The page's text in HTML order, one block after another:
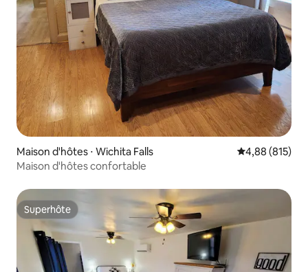
Maison d'hôtes ⋅ Wichita Falls Évaluation
4,88 (815)
Maison d'hôtes confortable
Superhôte
Superhôte